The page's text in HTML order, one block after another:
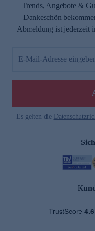
Trends, Angebote &
Dankeschön
Abmeldung ist jederzeit
E-Mail-Adresse
Es gelten die